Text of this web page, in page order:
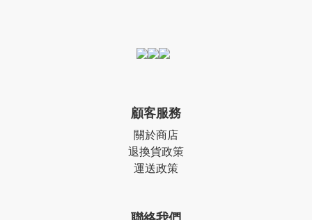
顧客服務
關於商店
退換貨政策
運送政策